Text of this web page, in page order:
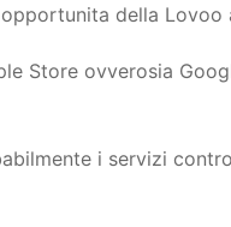
della Lovoo
Store ovverosia
i servizi contro